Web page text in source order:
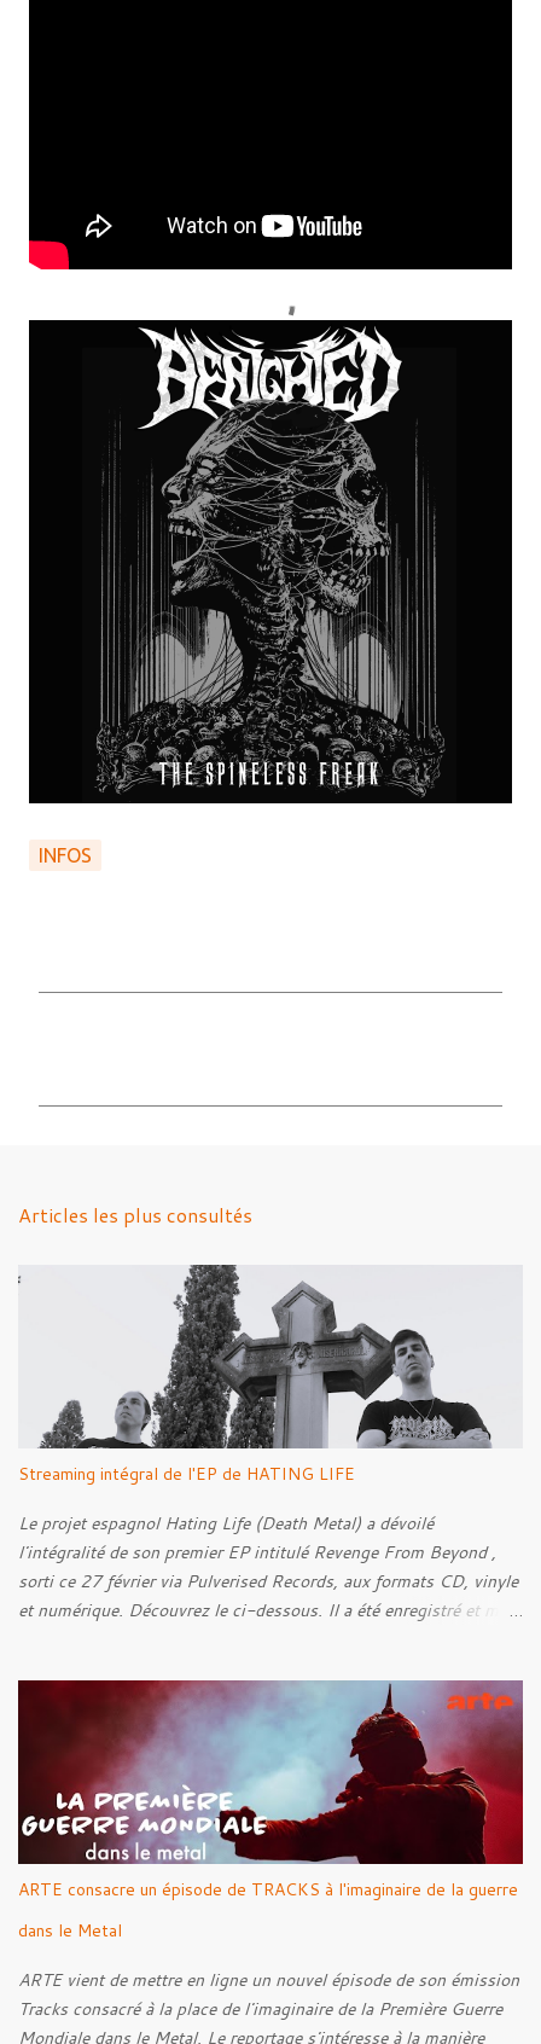
INFOS
Articles les plus consultés
Streaming intégral de l'EP de HATING LIFE
Le projet espagnol Hating Life (Death Metal) a dévoilé
l'intégralité de son premier EP intitulé Revenge From Beyond ,
sorti ce 27 février via Pulverised Records, aux formats CD, vinyle
et numérique. Découvrez le ci-dessous. Il a été enregistré et mixé
Rebellion Against The Vile 05. Revenge From Beyond 06. The
Sense Of Fear
ARTE consacre un épisode de TRACKS à l'imaginaire de la guerre
dans le Metal
ARTE vient de mettre en ligne un nouvel épisode de son émission
Tracks consacré à la place de l'imaginaire de la Première Guerre
Mondiale dans le Metal. Le reportage s'intéresse à la manière